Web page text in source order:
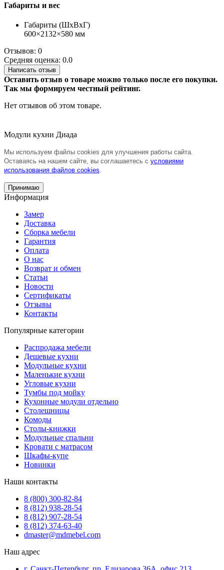
Габариты и вес
Габариты (ШхВхГ)
600×2132×580 мм
Отзывов: 0
Средняя оценка: 0.0
Написать отзыв
Оставить отзыв о товаре можно только после его покупки.
Так мы формируем честный рейтинг.
Нет отзывов об этом товаре.
Модули кухни Диада
Мы используем файлы cookies для улучшения работы сайта.
Оставаясь на нашем сайте, вы соглашаетесь с условиями
использования файлов cookies
Принимаю
Информация
Замер
Доставка
Сборка мебели
Гарантия
Оплата
О нас
Возврат и обмен
Статьи
Новости
Сертификаты
Отзывы
Контакты
Популярные категории
Распродажа мебели
Дешевые кухни
Модульные кухни
Маленькие кухни
Угловые кухни
Тумбы под мойку
Кухонные модули отдельно
Столешницы
Комоды
Столы-книжки
Модульные спальни
Кровати с матрасом
Шкафы-купе
Новинки
Наши контакты
8 (800) 300-82-84
8 (812) 938-28-54
8 (812) 907-28-54
8 (812) 374-63-40
dmaster@mdmebel.com
Наш адрес